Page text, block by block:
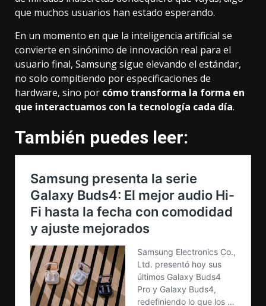
que muchos usuarios han estado esperando.
En un momento en que la inteligencia artificial se
convierte en sinónimo de innovación real para el
usuario final, Samsung sigue elevando el estándar,
no solo compitiendo por especificaciones de
hardware, sino por cómo transforma la forma en
que interactuamos con la tecnología cada día.
También puedes leer: